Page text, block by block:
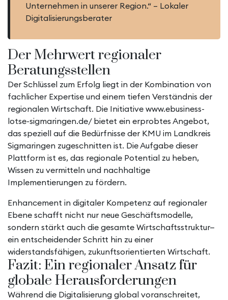
Unternehmen in unserer Region.“ – Lokaler
Digitalisierungsberater
Der Mehrwert regionaler
Beratungsstellen
Der Schlüssel zum Erfolg liegt in der Kombination von
fachlicher Expertise und einem tiefen Verständnis der
regionalen Wirtschaft. Die Initiative www.ebusiness-
lotse-sigmaringen.de/bietet ein erprobtes Angebot,
das speziell auf die Bedürfnisse der KMU im Landkreis
Sigmaringen zugeschnitten ist. Die Aufgabe dieser
Plattform ist es, das regionale Potential zu heben,
Wissen zu vermitteln und nachhaltige
Implementierungen zu fördern.
Enhancement in digitaler Kompetenz auf regionaler
Ebene schafft nicht nur neue Geschäftsmodelle,
sondern stärkt auch die gesamte Wirtschaftsstruktur—
ein entscheidender Schritt hin zu einer
widerstandsfähigen, zukunftsorientierten Wirtschaft.
Fazit: Ein regionaler Ansatz für
globale Herausforderungen
Während die Digitalisierung global voranschreitet,